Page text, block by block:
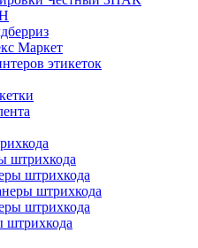
Маркет
этикеток
штрихкода
штрихкода
штрихкода
штрихкода
штрихкода